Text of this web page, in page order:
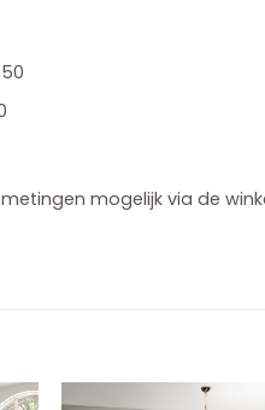
mogelijk via de